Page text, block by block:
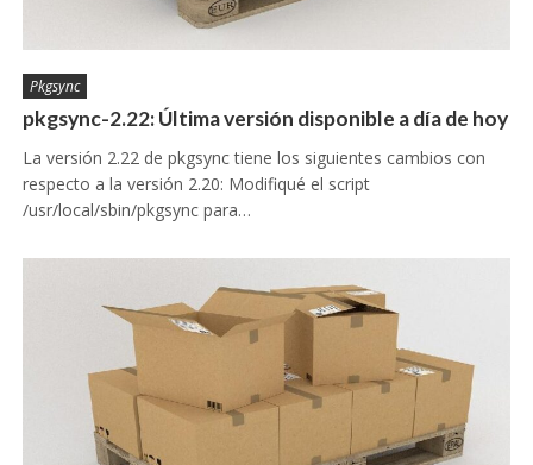
Pkgsync
pkgsync-2.22: Última versión disponible a día de hoy
La versión 2.22 de pkgsync tiene los siguientes cambios con
respecto a la versión 2.20: Modifiqué el script
/usr/local/sbin/pkgsync para…